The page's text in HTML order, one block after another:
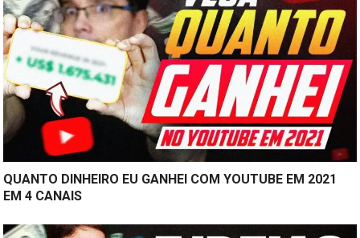
QUANTO DINHEIRO EU GANHEI COM YOUTUBE EM 2021
EM 4 CANAIS